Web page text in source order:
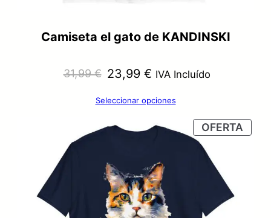
Camiseta el gato de KANDINSKI
31,99€ El
precio
era:
23,99 €El
precio
IVA Incluído
Seleccionar opciones
OFERTA
EN